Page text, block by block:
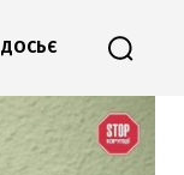
ДОСЬЄ